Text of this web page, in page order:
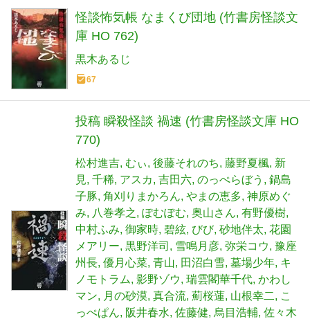
怪談怖気帳 なまくび団地 (竹書房怪談文
庫 HO 762)
黒木あるじ
67
投稿 瞬殺怪談 禍速 (竹書房怪談文庫 HO
770)
松村進吉 むぃ 後藤それのち 藤野夏楓 新
見 千稀 アスカ 吉田六 のっぺらぼう
鍋島
子豚 角刈りまかろん やまの恵多 神原めぐ
み
八巻孝之 ぽむぽむ 奥山さん 有野優樹
中村ふみ 御家時 碧絃 びび 砂地伴太 花園
メアリー 黒野洋司 雪鳴月彦 弥栄コウ 豫座
州長 優月心菜 青山 田沼白雪 墓場少年 キ
ノモトラム 影野ゾウ 瑞雲閣華千代 かわし
マン
月の砂漠 真合流 薊桜蓮 山根幸二
こ
っぺぱん
阪井春水 佐藤健 烏目浩輔 佐々木